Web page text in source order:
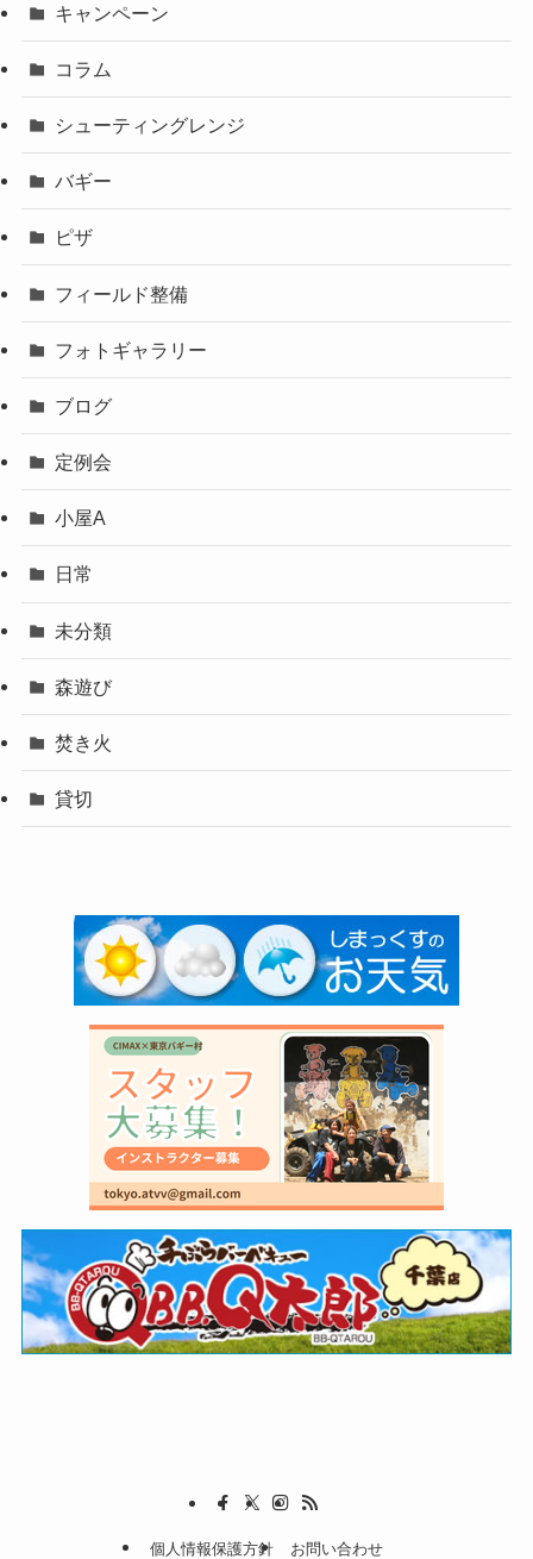
キャンペーン
コラム
シューティングレンジ
バギー
ピザ
フィールド整備
フォトギャラリー
ブログ
定例会
小屋A
日常
未分類
森遊び
焚き火
貸切
個人情報保護方針 お問い合わせ